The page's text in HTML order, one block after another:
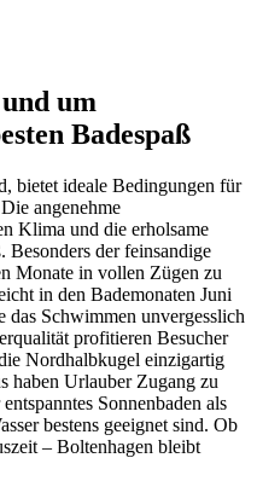
um
Badespaß
bietet ideale Bedingungen für
angenehme
Klima und die erholsame
Besonders der feinsandige
Monate in vollen Zügen zu
in den Bademonaten Juni
das Schwimmen unvergesslich
profitieren Besucher
Nordhalbkugel einzigartig
haben Urlauber Zugang zu
Sonnenbaden als
bestens geeignet sind. Ob
– Boltenhagen bleibt